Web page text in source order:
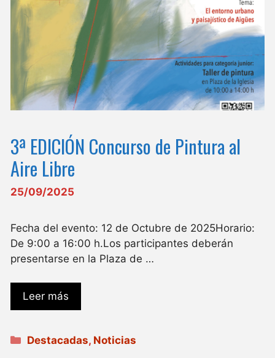
3ª EDICIÓN Concurso de Pintura al
Aire Libre
25/09/2025
Fecha del evento: 12 de Octubre de 2025Horario:
De 9:00 a 16:00 h.Los participantes deberán
presentarse en la Plaza de …
Leer más
Categorías
Destacadas, Noticias